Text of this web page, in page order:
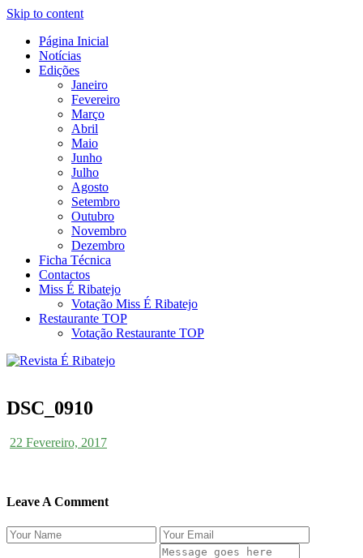
Skip to content
É Ribatejo – Revista Social
Online
Revista Social Online
Página Inicial
Notícias
Edições
Janeiro
Fevereiro
Março
Abril
Maio
Junho
Julho
Agosto
Setembro
Outubro
Novembro
Dezembro
Ficha Técnica
Contactos
Miss É Ribatejo
Votação Miss É Ribatejo
Restaurante TOP
Votação Restaurante TOP
DSC_0910
22 Fevereiro, 2017
Leave A Comment